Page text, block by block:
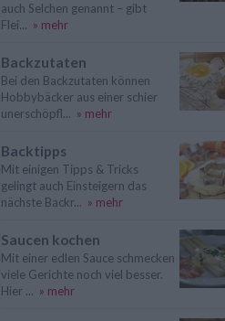
auch Selchen genannt – gibt
Flei... » mehr
Backzutaten
Bei den Backzutaten können
Hobbybäcker aus einer schier
unerschöpfl... » mehr
Backtipps
Mit einigen Tipps & Tricks
gelingt auch Einsteigern das
nächste Backr... » mehr
Saucen kochen
Mit einer edlen Sauce schmecken
viele Gerichte noch viel besser.
Hier ... » mehr